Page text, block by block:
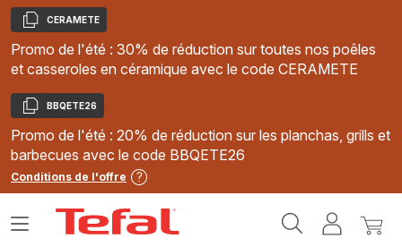
Copier
CERAMETE
Promo de l'été : 30% de réduction sur toutes nos poêles
et casseroles en céramique avec le code CERAMETE
Copier
BBQETE26
Promo de l'été : 20% de réduction sur les planchas, grills et
barbecues avec le code BBQETE26
Conditions de l'offre
MonMon
Ouvrir